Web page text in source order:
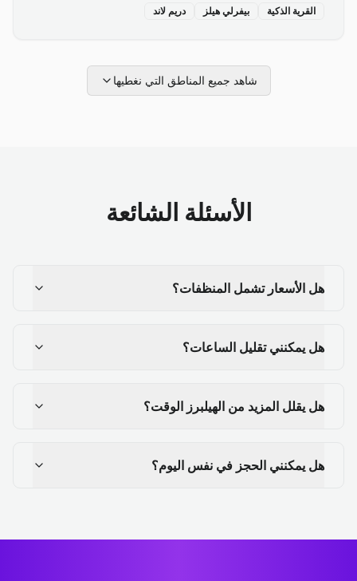
القرية الذكية بيفرلي هيلز دريم لاند
شاهد جميع المناطق التي نغطيها
الأسئلة الشائعة
هل الأسعار تشمل المنظفات؟
هل يمكنني تقليل الساعات؟
هل يقلل المزيد من الهيلبرز الوقت؟
هل يمكنني الحجز في نفس اليوم؟